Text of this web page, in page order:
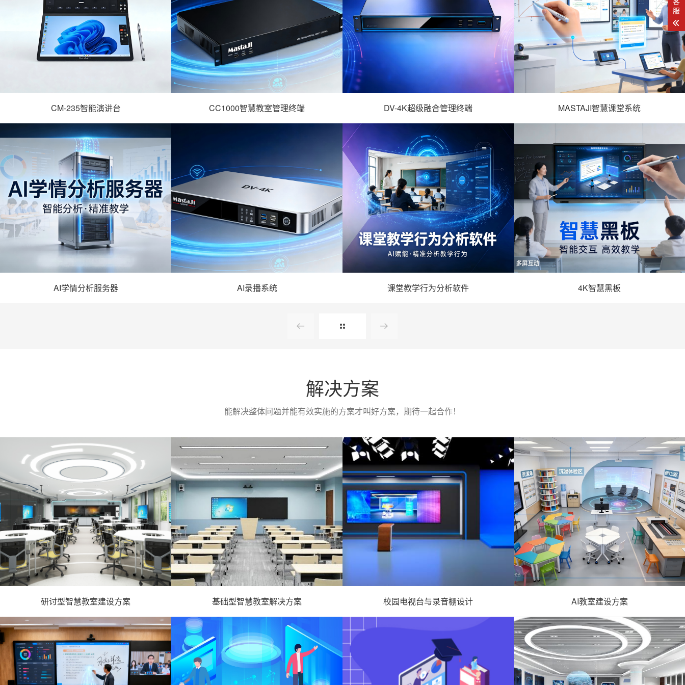
- CM-235智能演讲台 -
详情
CM-235智能演讲台
AI学情分析服务器
详情
CC1000智慧教室管理终端
AI录播系统
- DV-4K超级融合管理终端 -
详情
DV-4K超级融合管理终端
- 课堂教学行为分析软件 -
课堂教学行为分析软件
- MASTAJI智慧课堂系统 -
详情
MASTAJI智慧课堂系统
4K智慧黑板
解决方案
能解决整体问题并能有效实施的方案才叫好方案，期待一起合作！
- 智慧教室方案 -
研讨型智慧教室建设方案
- 智慧教室方案 -
基础型智慧教室解决方案
- 虚拟演播方案 -
校园电视台与录音棚设计
- 未来教室方案 -
AI教室建设方案
服